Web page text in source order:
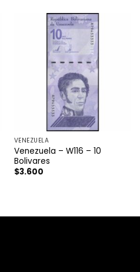
VENEZUELA
Venezuela – W116 – 10
Bolivares
$3.600